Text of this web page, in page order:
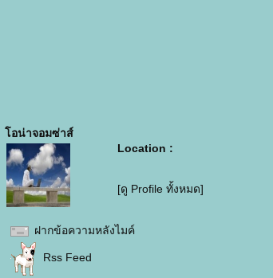
อน่าจอมซ่าส์
Location :
[ดู Profile ทั้งหมด]
ฝากข้อความหลังไมค์
Rss Feed